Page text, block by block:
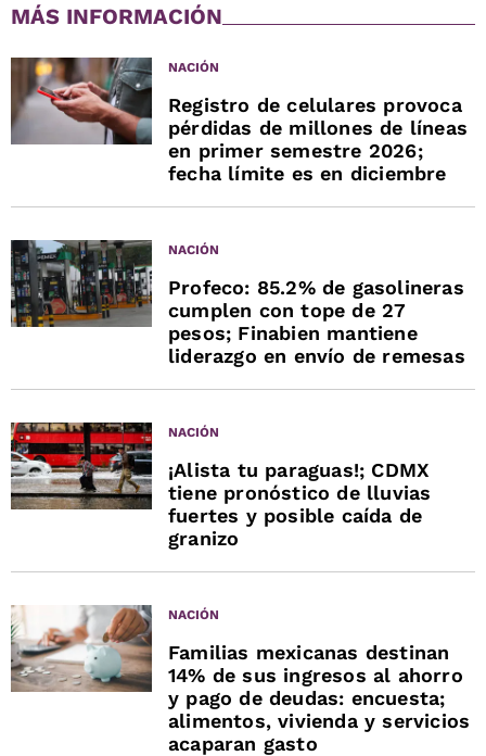
MÁS INFORMACIÓN
NACIÓN
Registro de celulares provoca
pérdidas de millones de líneas
en primer semestre 2026;
fecha límite es en diciembre
NACIÓN
Profeco: 85.2% de gasolineras
cumplen con tope de 27
pesos; Finabien mantiene
liderazgo en envío de remesas
NACIÓN
¡Alista tu paraguas!; CDMX
tiene pronóstico de lluvias
fuertes y posible caída de
granizo
NACIÓN
Familias mexicanas destinan
14% de sus ingresos al ahorro
y pago de deudas: encuesta;
alimentos, vivienda y servicios
acaparan gasto